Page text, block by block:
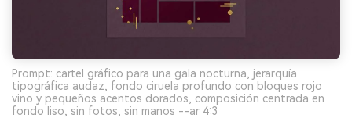
Prompt: cartel gráfico para una gala nocturna, jerarquía
tipográfica audaz, fondo ciruela profundo con bloques rojo
vino y pequeños acentos dorados, composición centrada en
fondo liso, sin fotos, sin manos --ar 4:3